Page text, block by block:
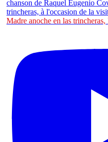
Madre anoche en las